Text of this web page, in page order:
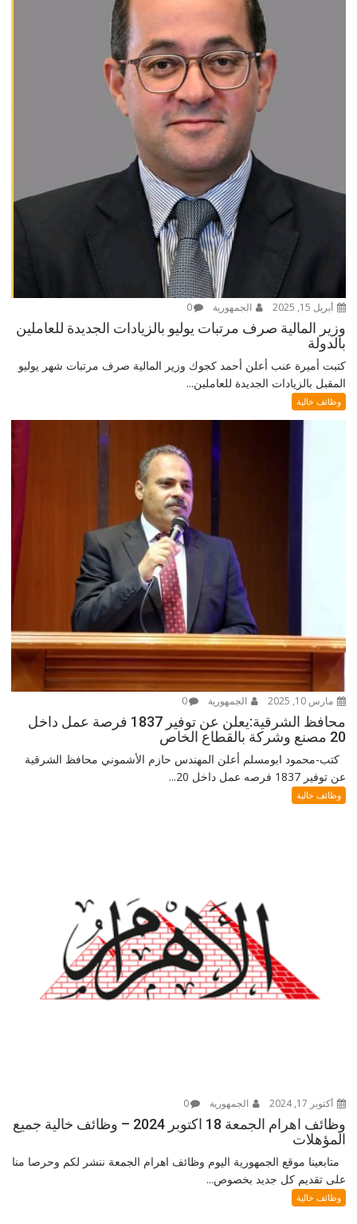
أبريل 15, 2025 الجمهورية 0
وزير المالية صرف مرتبات يوليو بالزيادات الجديدة للعاملين
بالدولة
كتبت أميرة عنب أعلن أحمد كجوك وزير المالية صرف مرتبات شهر يوليو
المقبل بالزيادات الجديدة للعاملين...
وظائف خالية
مارس 10, 2025 الجمهورية 0
محافظ الشرقية:يعلن عن توفير 1837 فرصة عمل داخل
20 مصنع وشركة بالقطاع الخاص
كتب-محمود ابومسلم أعلن المهندس حازم الأشموني محافظ الشرقية
عن توفير 1837 فرصه عمل داخل 20...
وظائف خالية
أكتوبر 17, 2024 الجمهورية 0
وظائف اهرام الجمعة 18 اكتوبر 2024 – وظائف خالية جميع
المؤهلات
متابعينا موقع الجمهورية اليوم وظائف اهرام الجمعة ننشر لكم وحرصا منا
على تقديم كل جديد بخصوص...
وظائف خالية